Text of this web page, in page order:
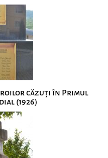
căzuţi în Primul
(1926)